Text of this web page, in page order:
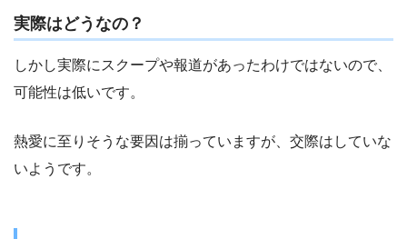
実際はどうなの？
しかし実際にスクープや報道があったわけではないので、
可能性は低いです。
熱愛に至りそうな要因は揃っていますが、交際はしていな
いようです。